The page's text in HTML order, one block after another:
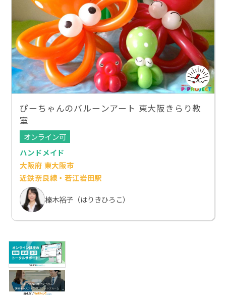
ぴーちゃんのバルーンアート 東大阪きらり教
室
オンライン可
ハンドメイド
大阪府 東大阪市
近鉄奈良線・若江岩田駅
榛木裕子（はりきひろこ）